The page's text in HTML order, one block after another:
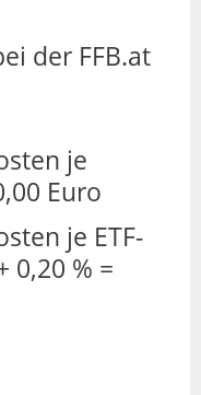
der FFB.at
je
Euro
je ETF-
0,20 % =